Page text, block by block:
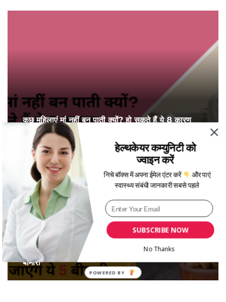
कुछ महिलाएं मां नहीं बन पाती क्यों? हो सकते हैं ये 8 कारण
रोज सुबह खाली पेट खाएं बादाम, जड़ से खत्‍म हो जाएंगे ये 5
बीमारी
SUBSCRIBE NOW
हेल्थकेयर कम्युनिटी को
ज्वाइन करें
निचे बॉक्स में अपना ईमेल एंटर करें
और पाएं
स्वास्थ्य संबंधी जानकारी सबसे पहले
No Thanks